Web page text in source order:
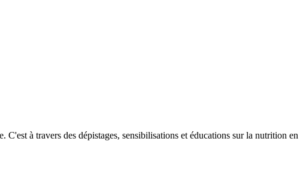
à travers des dépistages, sensibilisations et éducations sur la nutrition en